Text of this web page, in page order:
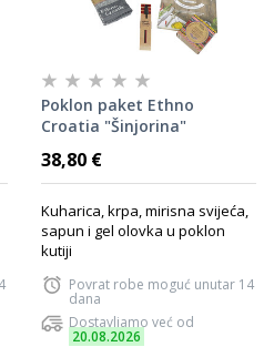
Poklon paket Ethno
Croatia "Šinjorina"
38,80 €
Kuharica, krpa, mirisna svijeća,
sapun i gel olovka u poklon
kutiji
Povrat robe moguć unutar 14
dana
Dostavljamo već od
20.08.2026